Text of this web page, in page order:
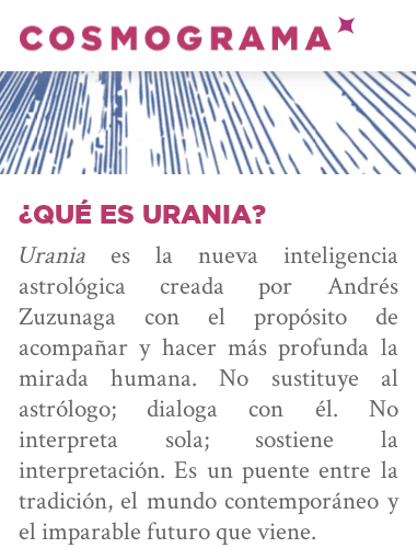
ASTROLOGÍA
CON ANDRÉS
TU CARTA
¿QUÉ ES URANIA?
Urania es la nueva inteligencia
astrológica creada por Andrés
Zuzunaga con el propósito de
acompañar y hacer más profunda la
mirada humana. No sustituye al
astrólogo; dialoga con él. No
interpreta sola; sostiene la
interpretación. Es un puente entre la
tradición, el mundo contemporáneo y
el imparable futuro que viene.